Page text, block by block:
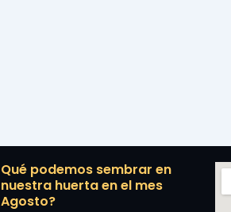
Qué podemos sembrar en
nuestra huerta en el mes
Agosto?